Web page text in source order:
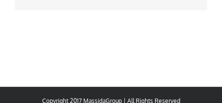
Copyright 2017 MassidaGroup | All Rights Reserved